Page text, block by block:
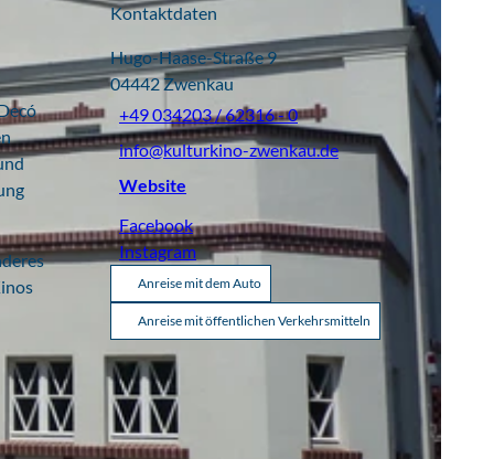
Kontaktdaten
Hugo-Haase-Straße 9
04442Zwenkau
+49 034203 / 62316 - 0
info@kulturkino-zwenkau.de
Website
Facebook
Instagram
Anreise mit dem Auto
Anreise mit öffentlichen Verkehrsmitteln